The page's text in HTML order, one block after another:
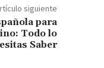
siguiente
para
Todo lo
Saber